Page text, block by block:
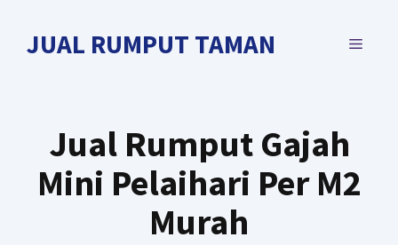
JUAL RUMPUT TAMAN MENU
Jual Rumput Gajah
Mini Pelaihari Per M2
Murah